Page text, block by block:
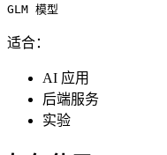
GLM 模型
适合：
AI 应用
后端服务
实验